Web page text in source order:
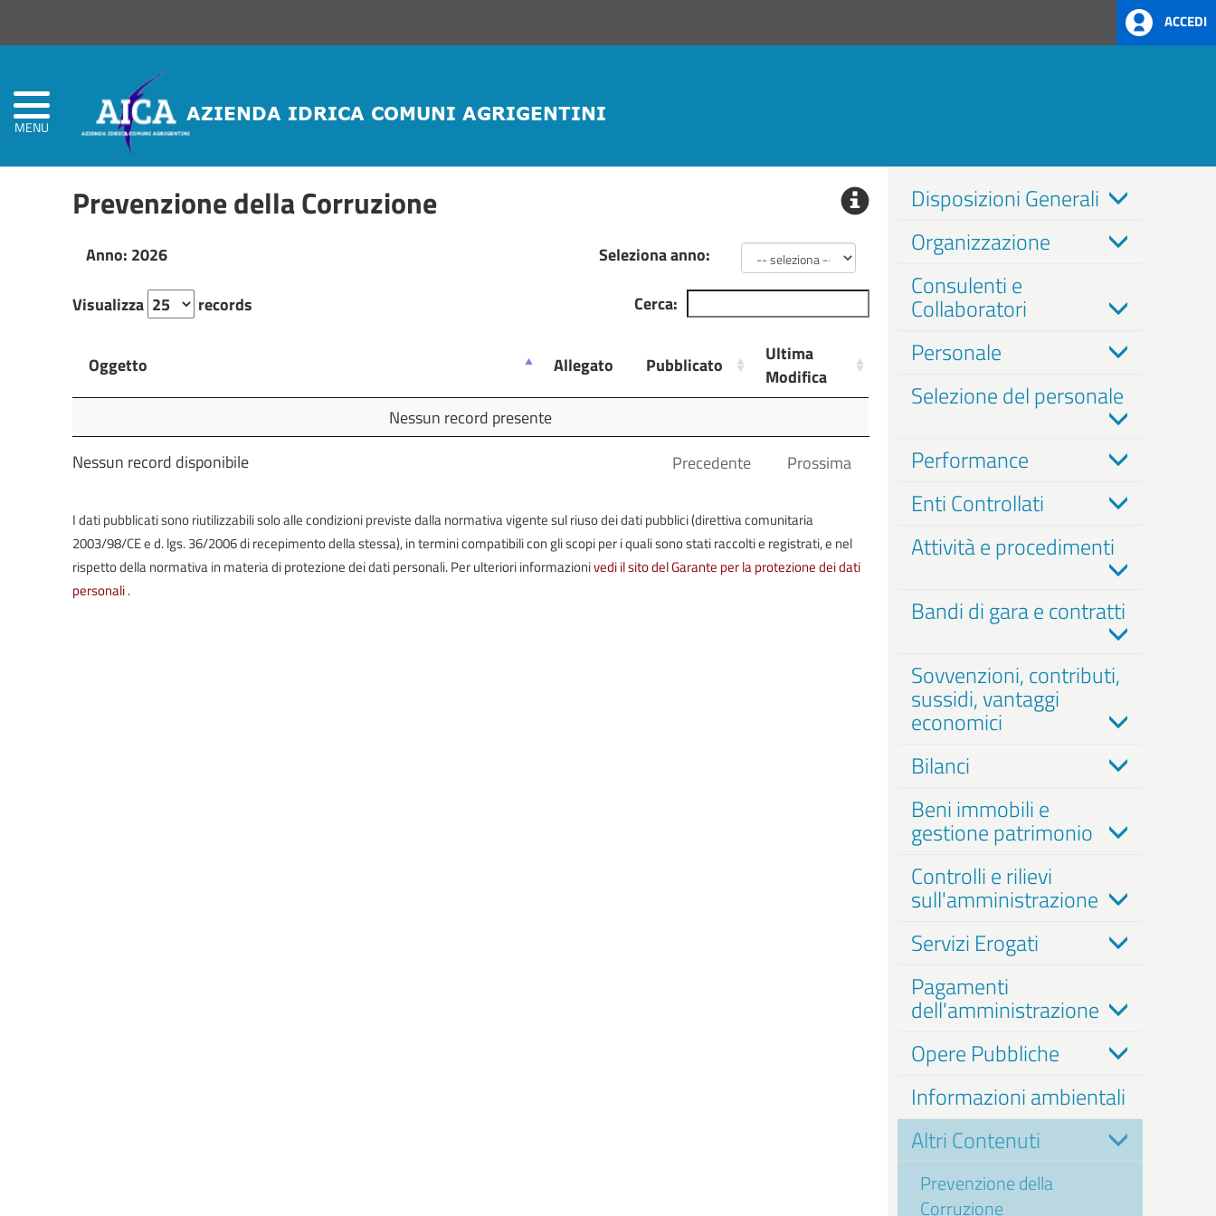
ACCEDI
MENU
Amministrativi
(L.R.
Siciliana
TrasparentePrevenzione della Corruzione
Anno: 2026
Seleziona anno:
Visualizza
records Cerca:
Oggetto Allegato Pubblicato
Ultima
Modifica
Modifica
Nessun record presente
Nessun record disponibile
Precedente Prossima
I dati pubblicati sono riutilizzabili solo alle condizioni previste dalla normativa vigente sul riuso dei dati pubblici (direttiva comunitaria
2003/98/CE e d. lgs. 36/2006 di recepimento della stessa), in termini compatibili con gli scopi per i quali sono stati raccolti e registrati, e nel
rispetto della normativa in materia di protezione dei dati personali. Per ulteriori informazionivedi il sito del Garante per la protezione dei dati
personali.
Disposizioni Generali
Organizzazione
Consulenti e
Collaboratori
Personale
Selezione del personale
Performance
Enti Controllati
Attività e procedimenti
Bandi di gara e contratti
Sovvenzioni, contributi,
sussidi, vantaggi
economici
Bilanci
Beni immobili e
gestione patrimonio
Controlli e rilievi
sull'amministrazione
Servizi Erogati
Pagamenti
dell'amministrazione
Opere Pubbliche
Informazioni ambientali
Altri Contenuti
Prevenzione della
Corruzione